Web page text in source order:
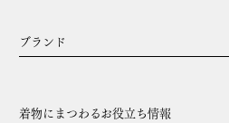
ブランド
着物にまつわるお役立ち情報